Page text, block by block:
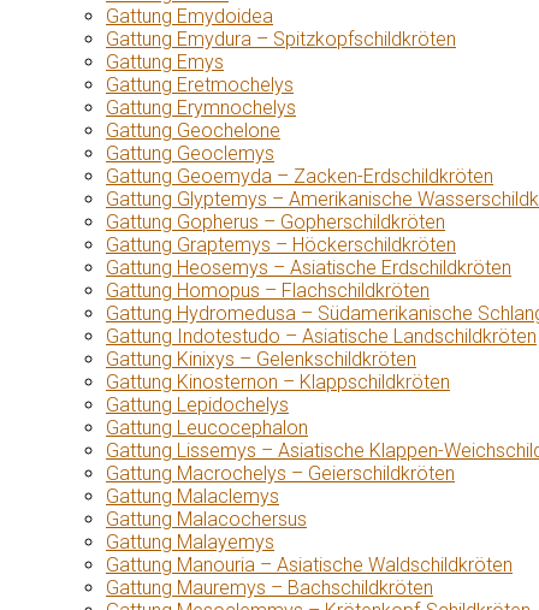
Gattung Emydoidea
Gattung Emydura – Spitzkopfschildkröten
Gattung Emys
Gattung Eretmochelys
Gattung Erymnochelys
Gattung Geochelone
Gattung Geoclemys
Gattung Geoemyda – Zacken-Erdschildkröten
Gattung Glyptemys – Amerikanische
Gattung Gopherus – Gopherschildkröten
Gattung Graptemys – Höckerschildkröten
Gattung Heosemys – Asiatische Erdschildkröten
Gattung Homopus – Flachschildkröten
Gattung Hydromedusa – Südamerikanische
Gattung Indotestudo – Asiatische Landschildkröten
Gattung Kinixys – Gelenkschildkröten
Gattung Kinosternon – Klappschildkröten
Gattung Lepidochelys
Gattung Leucocephalon
Gattung Lissemys – Asiatische Klappen-
Gattung Macrochelys – Geierschildkröten
Gattung Malaclemys
Gattung Malacochersus
Gattung Malayemys
Gattung Manouria – Asiatische Waldschildkröten
Gattung Mauremys – Bachschildkröten